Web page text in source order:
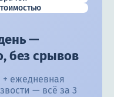
—
без срывов
+ ежедневная
— всё за 3